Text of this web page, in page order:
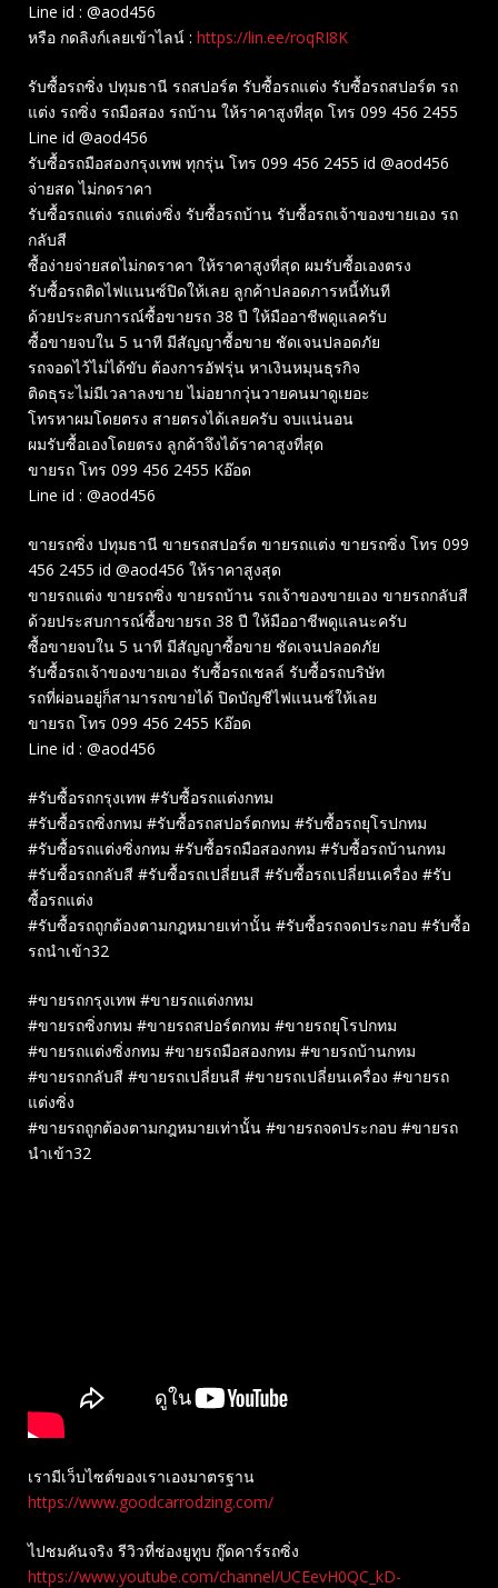
Line id : @aod456
หรือ กดลิงก์เลยเข้าไลน์ : https://lin.ee/roqRI8K
รับซื้อรถซิ่ง ปทุมธานี รถสปอร์ต รับซื้อรถแต่ง รับซื้อรถสปอร์ต รถ
แต่ง รถซิ่ง รถมือสอง รถบ้าน ให้ราคาสูงที่สุด โทร 099 456 2455
Line id @aod456
รับซื้อรถมือสองกรุงเทพ ทุกรุ่น โทร 099 456 2455 id @aod456
จ่ายสด ไม่กดราคา
รับซื้อรถแต่ง รถแต่งซิ่ง รับซื้อรถบ้าน รับซื้อรถเจ้าของขายเอง รถ
กลับสี
ซื้อง่ายจ่ายสดไม่กดราคา ให้ราคาสูงที่สุด ผมรับซื้อเองตรง
รับซื้อรถติดไฟแนนซ์ปิดให้เลย ลูกค้าปลอดภารหนี้ทันที
ด้วยประสบการณ์ซื้อขายรถ 38 ปี ให้มืออาชีพดูแลครับ
ซื้อขายจบใน 5 นาที มีสัญญาซื้อขาย ชัดเจนปลอดภัย
รถจอดไว้ไม่ได้ขับ ต้องการอัฟรุ่น หาเงินหมุนธุรกิจ
ติดธุระไม่มีเวลาลงขาย ไม่อยากวุ่นวายคนมาดูเยอะ
โทรหาผมโดยตรง สายตรงได้เลยครับ จบแน่นอน
ผมรับซื้อเองโดยตรง ลูกค้าจึงได้ราคาสูงที่สุด
ขายรถ โทร 099 456 2455 Kอ๊อด
Line id : @aod456
ขายรถซิ่ง ปทุมธานี ขายรถสปอร์ต ขายรถแต่ง ขายรถซิ่ง โทร 099
456 2455 id @aod456 ให้ราคาสูงสุด
ขายรถแต่ง ขายรถซิ่ง ขายรถบ้าน รถเจ้าของขายเอง ขายรถกลับสี
ด้วยประสบการณ์ซื้อขายรถ 38 ปี ให้มืออาชีพดูแลนะครับ
ซื้อขายจบใน 5 นาที มีสัญญาซื้อขาย ชัดเจนปลอดภัย
รับซื้อรถเจ้าของขายเอง รับซื้อรถเชลล์ รับซื้อรถบริษัท
รถที่ผ่อนอยู่ก็สามารถขายได้ ปิดบัญชีไฟแนนซ์ให้เลย
ขายรถ โทร 099 456 2455 Kอ๊อด
Line id : @aod456
#รับซื้อรถกรุงเทพ #รับซื้อรถแต่งกทม
#รับซื้อรถซิ่งกทม #รับซื้อรถสปอร์ตกทม #รับซื้อรถยุโรปกทม
#รับซื้อรถแต่งซิ่งกทม #รับซื้อรถมือสองกทม #รับซื้อรถบ้านกทม
#รับซื้อรถกลับสี #รับซื้อรถเปลี่ยนสี #รับซื้อรถเปลี่ยนเครื่อง #รับ
ซื้อรถแต่ง
#รับซื้อรถถูกต้องตามกฎหมายเท่านั้น #รับซื้อรถจดประกอบ #รับซื้อ
รถนำเข้า32
#ขายรถกรุงเทพ #ขายรถแต่งกทม
#ขายรถซิ่งกทม #ขายรถสปอร์ตกทม #ขายรถยุโรปกทม
#ขายรถแต่งซิ่งกทม #ขายรถมือสองกทม #ขายรถบ้านกทม
#ขายรถกลับสี #ขายรถเปลี่ยนสี #ขายรถเปลี่ยนเครื่อง #ขายรถ
แต่งซิ่ง
#ขายรถถูกต้องตามกฎหมายเท่านั้น #ขายรถจดประกอบ #ขายรถ
นำเข้า32
เรามีเว็บไซต์ของเราเองมาตรฐาน
https://www.goodcarrodzing.com/
ไปชมคันจริง รีวิวที่ช่องยู​ทูบ​ กู๊ดคาร์รถซิ่ง
https://www.youtube.com/channel/UCEevH0QC_kD-